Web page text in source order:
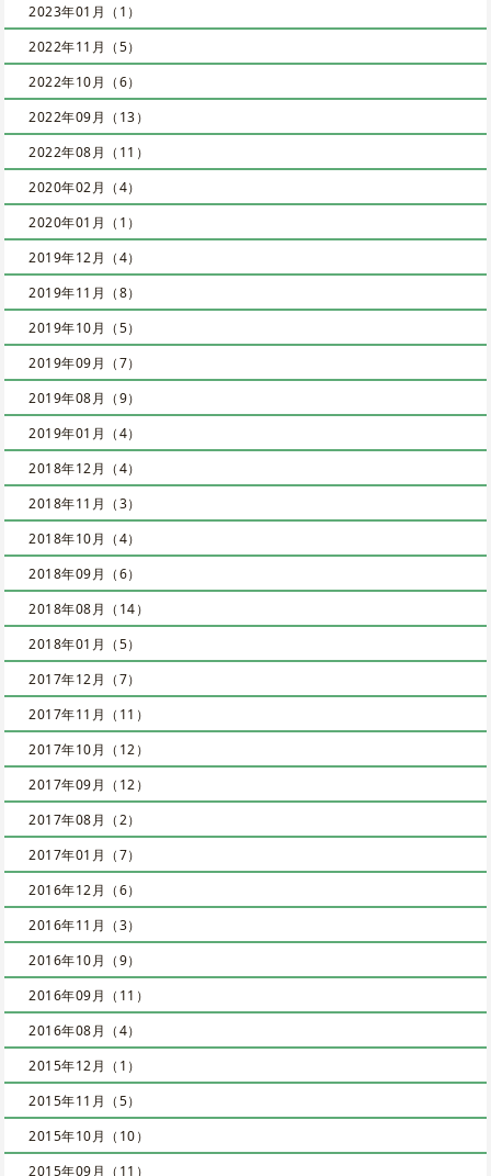
2023年01月（1）
2022年11月（5）
2022年10月（6）
2022年09月（13）
2022年08月（11）
2020年02月（4）
2020年01月（1）
2019年12月（4）
2019年11月（8）
2019年10月（5）
2019年09月（7）
2019年08月（9）
2019年01月（4）
2018年12月（4）
2018年11月（3）
2018年10月（4）
2018年09月（6）
2018年08月（14）
2018年01月（5）
2017年12月（7）
2017年11月（11）
2017年10月（12）
2017年09月（12）
2017年08月（2）
2017年01月（7）
2016年12月（6）
2016年11月（3）
2016年10月（9）
2016年09月（11）
2016年08月（4）
2015年12月（1）
2015年11月（5）
2015年10月（10）
2015年09月（11）